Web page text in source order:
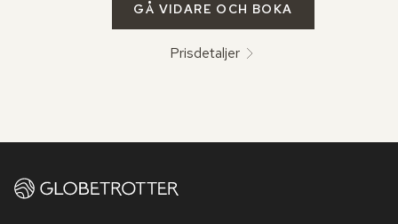
GÅ VIDARE OCH BOKA
Prisdetaljer